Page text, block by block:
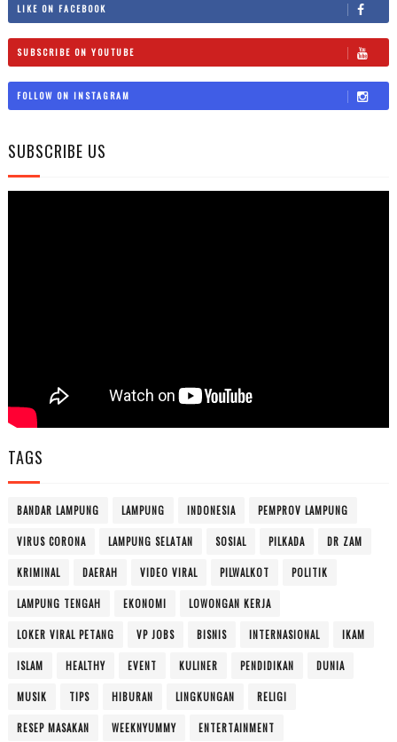
LIKE ON FACEBOOK
SUBSCRIBE ON YOUTUBE
FOLLOW ON INSTAGRAM
SUBSCRIBE US
TAGS
BANDAR LAMPUNG LAMPUNG INDONESIA PEMPROV LAMPUNG
VIRUS CORONA LAMPUNG SELATAN SOSIAL PILKADA DR ZAM
KRIMINAL DAERAH VIDEO VIRAL PILWALKOT POLITIK
LAMPUNG TENGAH EKONOMI LOWONGAN KERJA
LOKER VIRAL PETANG VP JOBS BISNIS INTERNASIONAL IKAM
ISLAM HEALTHY EVENT KULINER PENDIDIKAN DUNIA
MUSIK TIPS HIBURAN LINGKUNGAN RELIGI
RESEP MASAKAN WEEKNYUMMY ENTERTAINMENT